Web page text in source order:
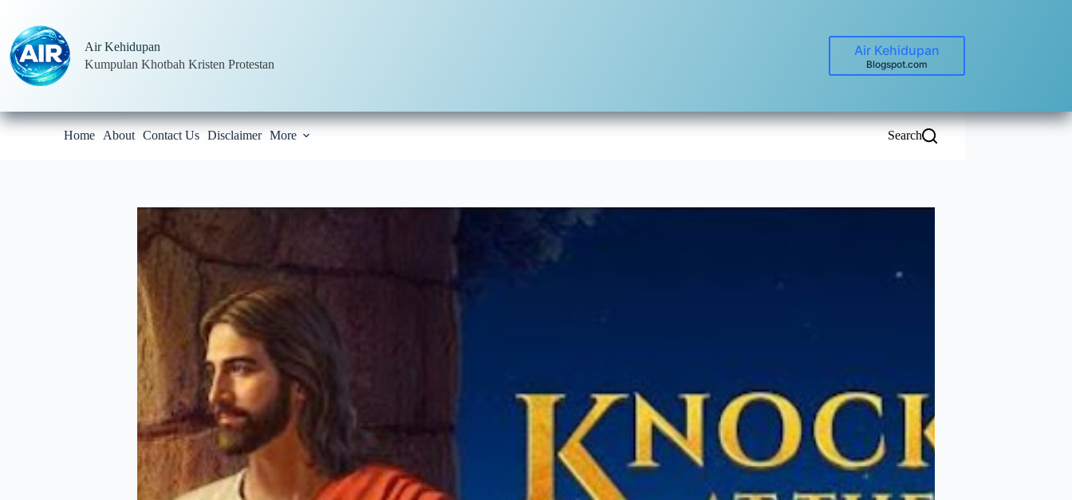
content
Air Kehidupan
Kumpulan Khotbah Kristen Protestan
Air Kehidupan
Blogspot.com
Home About Contact Us Disclaimer More Search